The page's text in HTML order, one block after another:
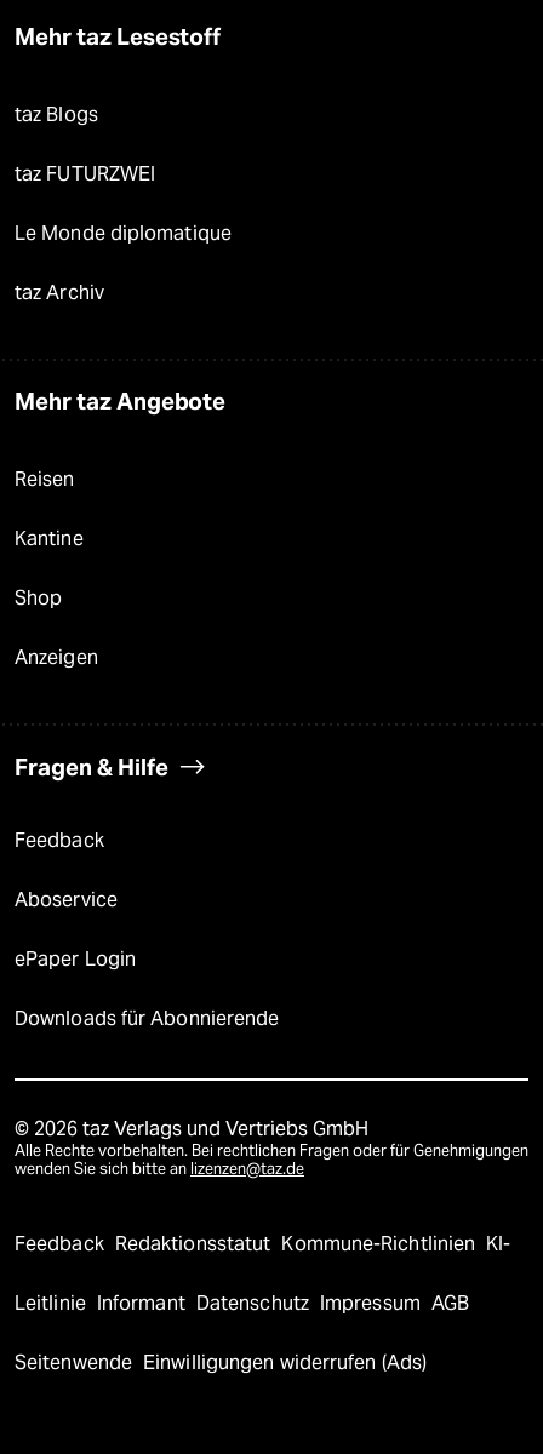
Mehr taz Lesestoff
taz Blogs
taz FUTURZWEI
Le Monde diplomatique
taz Archiv
Mehr taz Angebote
Reisen
Kantine
Shop
Anzeigen
Fragen & Hilfe
Feedback
Aboservice
ePaper Login
Downloads für Abonnierende
© 2026 taz Verlags und Vertriebs GmbH
Alle Rechte vorbehalten. Bei rechtlichen Fragen oder für Genehmigungen
wenden Sie sich bitte an lizenzen@taz.de
Feedback Redaktionsstatut Kommune-Richtlinien KI-
Leitlinie Informant Datenschutz Impressum AGB
Seitenwende Einwilligungen widerrufen (Ads)